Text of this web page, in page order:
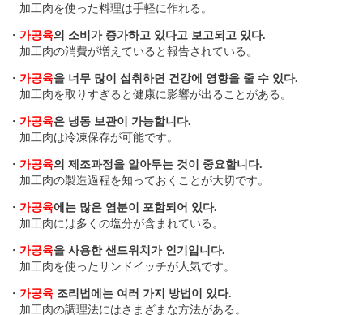
加工肉を使った料理は手軽に作れる。
・ 가공육의 소비가 증가하고 있다고 보고되고 있다.
加工肉の消費が増えていると報告されている。
・ 가공육을 너무 많이 섭취하면 건강에 영향을 줄 수 있다.
加工肉を取りすぎると健康に影響が出ることがある。
・ 가공육은 냉동 보관이 가능합니다.
加工肉は冷凍保存が可能です。
・ 가공육의 제조과정을 알아두는 것이 중요합니다.
加工肉の製造過程を知っておくことが大切です。
・ 가공육에는 많은 염분이 포함되어 있다.
加工肉には多くの塩分が含まれている。
・ 가공육을 사용한 샌드위치가 인기입니다.
加工肉を使ったサンドイッチが人気です。
・ 가공육 조리법에는 여러 가지 방법이 있다.
加工肉の調理法にはさまざまな方法がある。